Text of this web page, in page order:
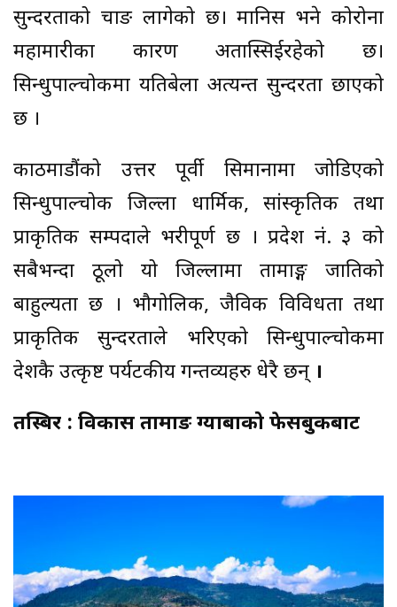
सुन्दरताको चाङ लागेको छ। मानिस भने कोरोना
महामारीका कारण अतास्सिईरहेको छ।
सिन्धुपाल्चोकमा यतिबेला अत्यन्त सुन्दरता छाएको
छ ।
काठमाडौंको उत्तर पूर्वी सिमानामा जोडिएको
सिन्धुपाल्चोक जिल्ला धार्मिक, सांस्कृतिक तथा
प्राकृतिक सम्पदाले भरीपूर्ण छ । प्रदेश नं. ३ को
सबैभन्दा ठूलो यो जिल्लामा तामाङ्ग जातिको
बाहुल्यता छ । भौगोलिक, जैविक विविधता तथा
प्राकृतिक सुन्दरताले भरिएको सिन्धुपाल्चोकमा
देशकै उत्कृष्ट पर्यटकीय गन्तव्यहरु धेरै छन् ।
तस्बिर : विकास तामाङ ग्याबाको फेसबुकबाट